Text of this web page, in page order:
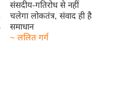
संसदीय-गतिरोध से नहीं
चलेगा लोकतंत्र, संवाद ही है
समाधान
~ ललित गर्ग